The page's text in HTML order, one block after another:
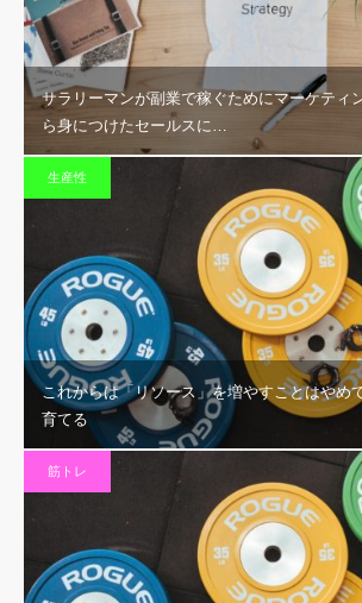
サラリーマンが副業で稼ぐためにマーケティ
ら身につけたセールスに…
生産性
これからは「リソース」を増やすことはやめ
育てる
筋トレ